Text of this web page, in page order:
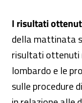
I risultati
della mattinata
risultati ottenuti
lombardo e le
sulle procedure